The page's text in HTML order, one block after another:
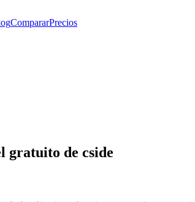
CompararPrecios
gratuito de cside